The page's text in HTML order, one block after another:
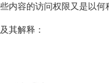
内容的访问权限又是以何
其解释：